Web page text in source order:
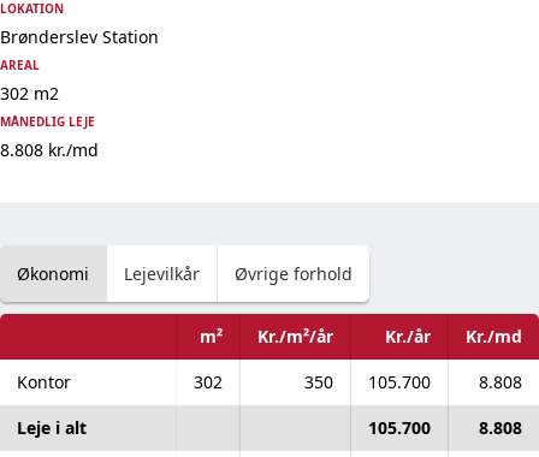
LOKATION
Brønderslev Station
AREAL
302 m2
MÅNEDLIG LEJE
8.808 kr./md
Økonomi Lejevilkår Øvrige forhold
m² Kr./m²/år Kr./år
Kr./md
Kontor
302 350 105.700
8.808
Leje i alt
105.700
8.808